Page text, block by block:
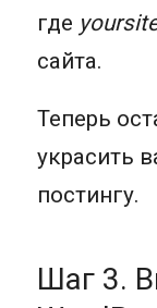
где
сайта.
Теперь
украсить
постингу.
Шаг 3.